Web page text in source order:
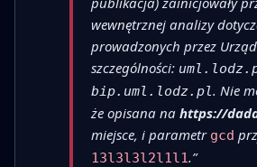
wewnętrznej analizy
prowadzonych przez
szczególności:
bip.uml.lodz.pl. Nie
że opisana na https://
miejsce, i parametr gcd
13l3l3l2l1l1.”